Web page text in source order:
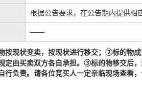
根据公告要求，在公告期内提供相
——
按现状变卖，按现状进行移交； ②标的物
定由买卖双方各自承担。 ③标的物移交后
行负责。请各位竞买人一定亲临现场查看